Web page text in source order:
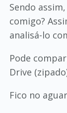
Sendo
comigo?
analisá-lo
Pode
Drive
Fico no